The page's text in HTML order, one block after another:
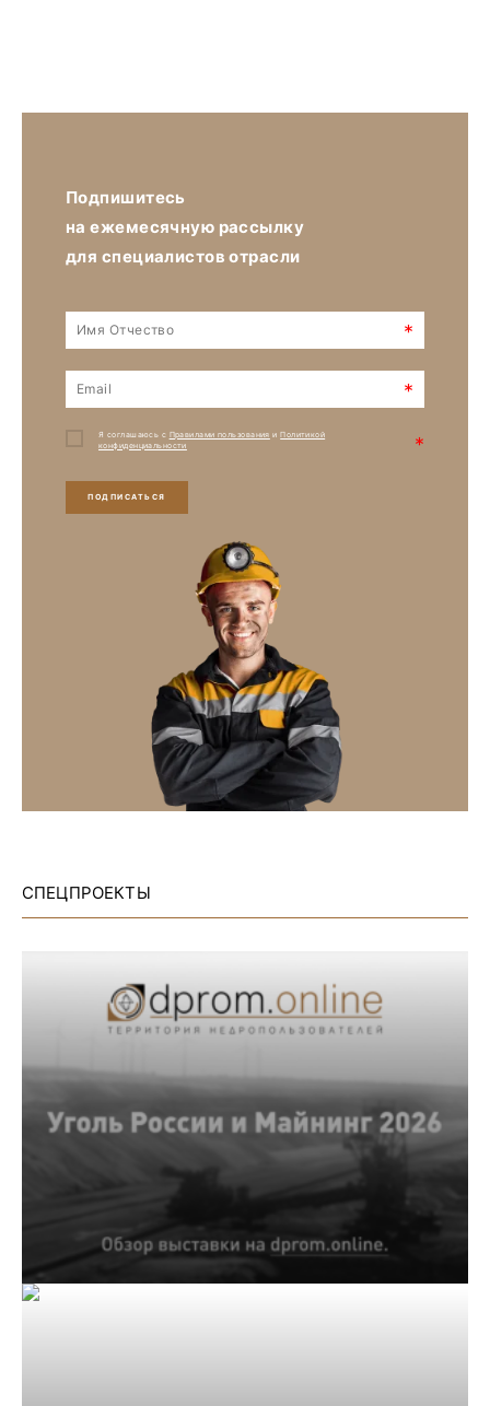
Подпишитесь
на ежемесячную рассылку
для специалистов отрасли
*
*
Я соглашаюсь с Правилами пользования иПолитикой
конфиденциальности
*
ПОДПИСАТЬСЯ
СПЕЦПРОЕКТЫ